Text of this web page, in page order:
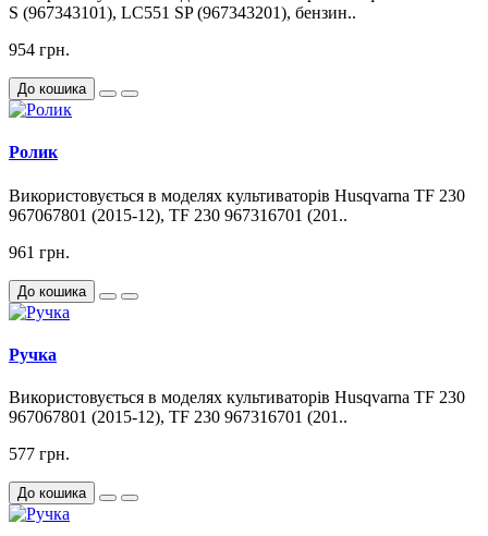
S (967343101), LC551 SP (967343201), бензин..
954 грн.
До кошика
Ролик
Використовується в моделях культиваторів Husqvarna TF 230
967067801 (2015-12), TF 230 967316701 (201..
961 грн.
До кошика
Ручка
Використовується в моделях культиваторів Husqvarna TF 230
967067801 (2015-12), TF 230 967316701 (201..
577 грн.
До кошика